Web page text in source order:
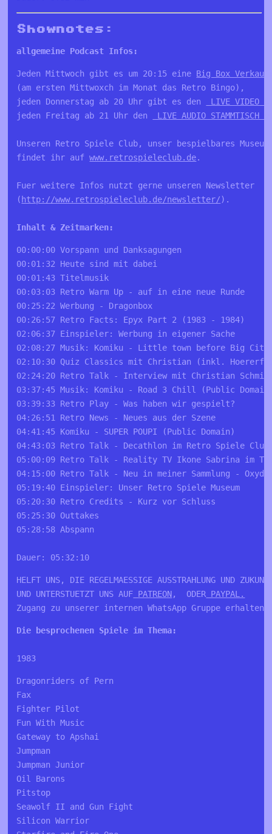
Shownotes:
allgemeine Podcast Infos:
Jeden Mittwoch gibt es um 20:15 eine Big Box
(am ersten Mittwoxch im Monat das Retro Bingo),
jeden Donnerstag ab 20 Uhr gibt es den
LIVE VIDEO
jeden Freitag ab 21 Uhr den
LIVE AUDIO STAMMTISCH
Unseren Retro Spiele Club, unser bespielbares
findet ihr auf www.retrospieleclub.de.
Fuer weitere Infos nutzt gerne unseren Newsletter
(http://www.retrospieleclub.de/newsletter/).
00:00:00 Vorspann und Danksagungen
00:01:32 Heute sind mit dabei
00:01:43 Titelmusik
00:03:03 Retro Warm Up - auf in eine neue Runde
00:25:22 Werbung - Dragonbox
00:26:57 Retro Facts: Epyx Part 2 (1983 - 1984)
02:06:37 Einspieler: Werbung in eigener Sache
02:08:27 Musik: Komiku - Little town before Big City
02:10:30 Quiz Classics mit Christian (inkl.
02:24:20 Retro Talk - Interview mit Christian
03:37:45 Musik: Komiku - Road 3 Chill (Public
03:39:33 Retro Play - Was haben wir gespielt?
04:26:51 Retro News - Neues aus der Szene
04:41:45 Komiku - SUPER POUPI (Public Domain)
04:43:03 Retro Talk - Decathlon im Retro Spiele Club
05:00:09 Retro Talk - Reality TV Ikone Sabrina im
04:15:00 Retro Talk - Neu in meiner Sammlung - Oxyd
05:19:40 Einspieler: Unser Retro Spiele Museum
05:20:30 Retro Credits - Kurz vor Schluss
05:25:30 Outtakes
05:28:58 Abspann
Dauer: 05:32:10
HELFT UNS, DIE REGELMAESSIGE AUSSTRAHLUNG UND
UND UNTERSTUETZT UNS AUF PATREON,  ODER PAYPAL.
Zugang zu unserer internen WhatsApp Gruppe
Die besprochenen Spiele im Thema:
1983
Dragonriders of Pern
Fax
Fighter Pilot
Fun With Music
Gateway to Apshai
Jumpman
Jumpman Junior
Oil Barons
Pitstop
Seawolf II and Gun Fight
Silicon Warrior